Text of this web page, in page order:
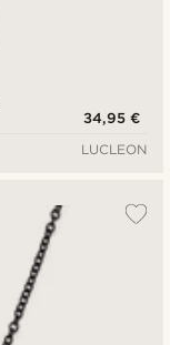
34,95 €
LUCLEON